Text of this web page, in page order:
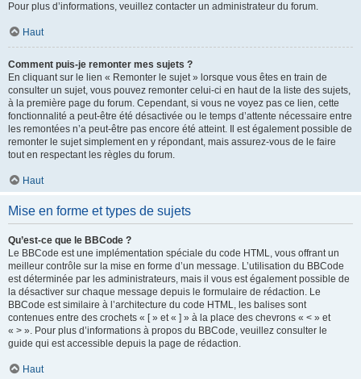
Pour plus d’informations, veuillez contacter un administrateur du forum.
Haut
Comment puis-je remonter mes sujets ?
En cliquant sur le lien « Remonter le sujet » lorsque vous êtes en train de
consulter un sujet, vous pouvez remonter celui-ci en haut de la liste des sujets,
à la première page du forum. Cependant, si vous ne voyez pas ce lien, cette
fonctionnalité a peut-être été désactivée ou le temps d’attente nécessaire entre
les remontées n’a peut-être pas encore été atteint. Il est également possible de
remonter le sujet simplement en y répondant, mais assurez-vous de le faire
tout en respectant les règles du forum.
Haut
Mise en forme et types de sujets
Qu’est-ce que le BBCode ?
Le BBCode est une implémentation spéciale du code HTML, vous offrant un
meilleur contrôle sur la mise en forme d’un message. L’utilisation du BBCode
est déterminée par les administrateurs, mais il vous est également possible de
la désactiver sur chaque message depuis le formulaire de rédaction. Le
BBCode est similaire à l’architecture du code HTML, les balises sont
contenues entre des crochets « [ » et « ] » à la place des chevrons « < » et
« > ». Pour plus d’informations à propos du BBCode, veuillez consulter le
guide qui est accessible depuis la page de rédaction.
Haut